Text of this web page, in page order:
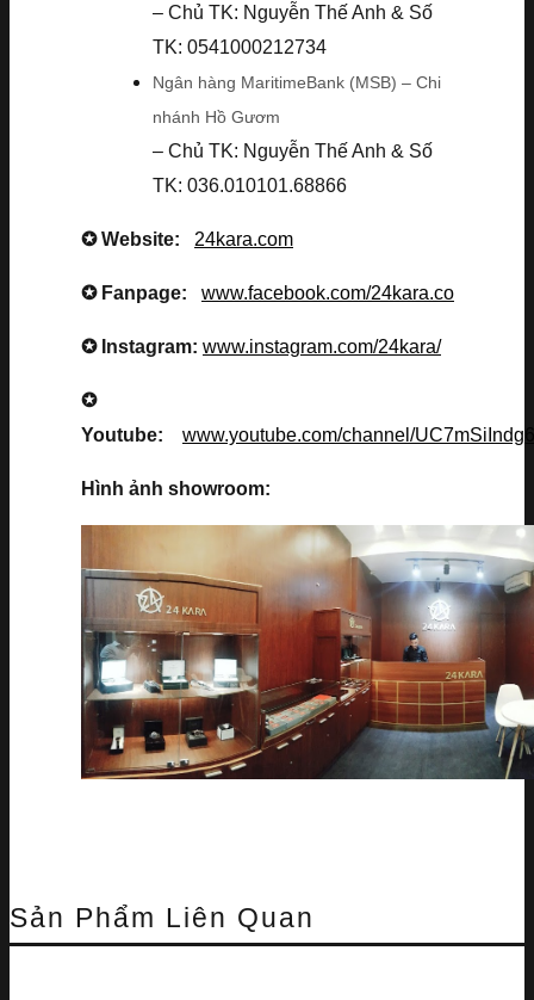
– Chủ TK: Nguyễn Thế Anh & Số
TK: 0541000212734
Ngân hàng MaritimeBank (MSB) – Chi
nhánh Hồ Gươm
– Chủ TK: Nguyễn Thế Anh & Số
TK: 036.010101.68866
✪ Website: 24kara.com
✪ Fanpage: www.facebook.com/24kara.co
✪ Instagram: www.instagram.com/24kara/
✪
Youtube: www.youtube.com/channel/
Hình ảnh showroom:
Sản Phẩm Liên Quan